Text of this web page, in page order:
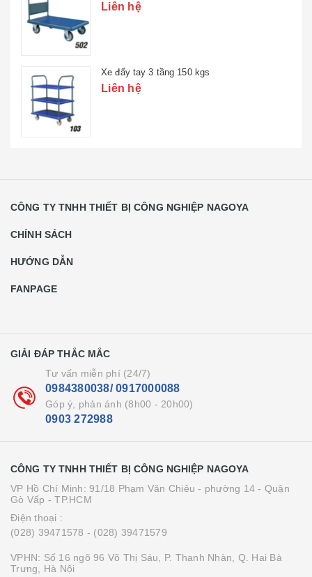
Liên hệ
Xe đẩy tay 3 tầng 150 kgs
Liên hệ
CÔNG TY TNHH THIẾT BỊ CÔNG NGHIỆP NAGOYA
CHÍNH SÁCH
HƯỚNG DẪN
FANPAGE
GIẢI ĐÁP THẮC MẮC
Tư vấn miễn phí (24/7)
0984380038/ 0917000088
Góp ý, phản ánh (8h00 - 20h00)
0903 272988
CÔNG TY TNHH THIẾT BỊ CÔNG NGHIỆP NAGOYA
VP Hồ Chí Minh: 91/18 Phạm Văn Chiêu - phường 14 - Quận
Gò Vấp - TP.HCM
Điện thoại :
(028) 39471578 - (028) 39471579
VPHN: Số 16 ngõ 96 Võ Thị Sáu, P. Thanh Nhàn, Q. Hai Bà
Trưng, Hà Nội